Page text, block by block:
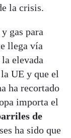
la crisis.
gas para
llega vía
elevada
UE y que el
ha recortado
importa el
de
ha sido que